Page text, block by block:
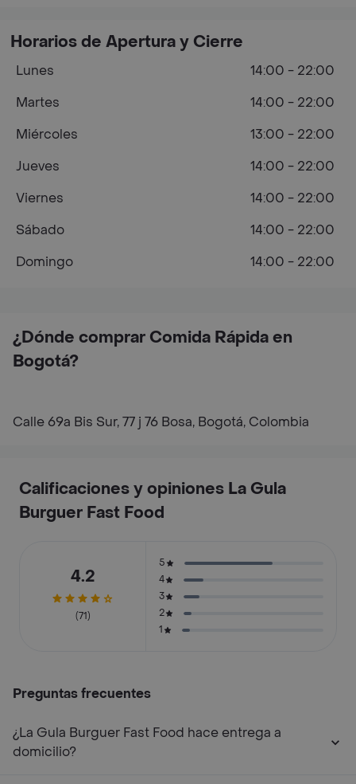
¿Dónde comprar Comida Rápida en
Bogotá?
Calle 69a Bis Sur, 77 j 76 Bosa, Bogotá, Colombia
Horarios de Apertura y Cierre
Lunes
14:00 - 22:00
Martes
14:00 - 22:00
Miércoles
13:00 - 22:00
Jueves
14:00 - 22:00
Viernes
14:00 - 22:00
Sábado
14:00 - 22:00
Domingo
14:00 - 22:00
Calificaciones y opiniones La Gula
Burguer Fast Food
4.2
(71)
5
4
3
2
1
Preguntas frecuentes
¿La Gula Burguer Fast Food hace entrega a
domicilio?